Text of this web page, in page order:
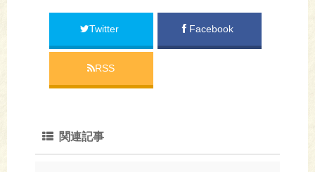
Twitter Facebook
RSS
関連記事